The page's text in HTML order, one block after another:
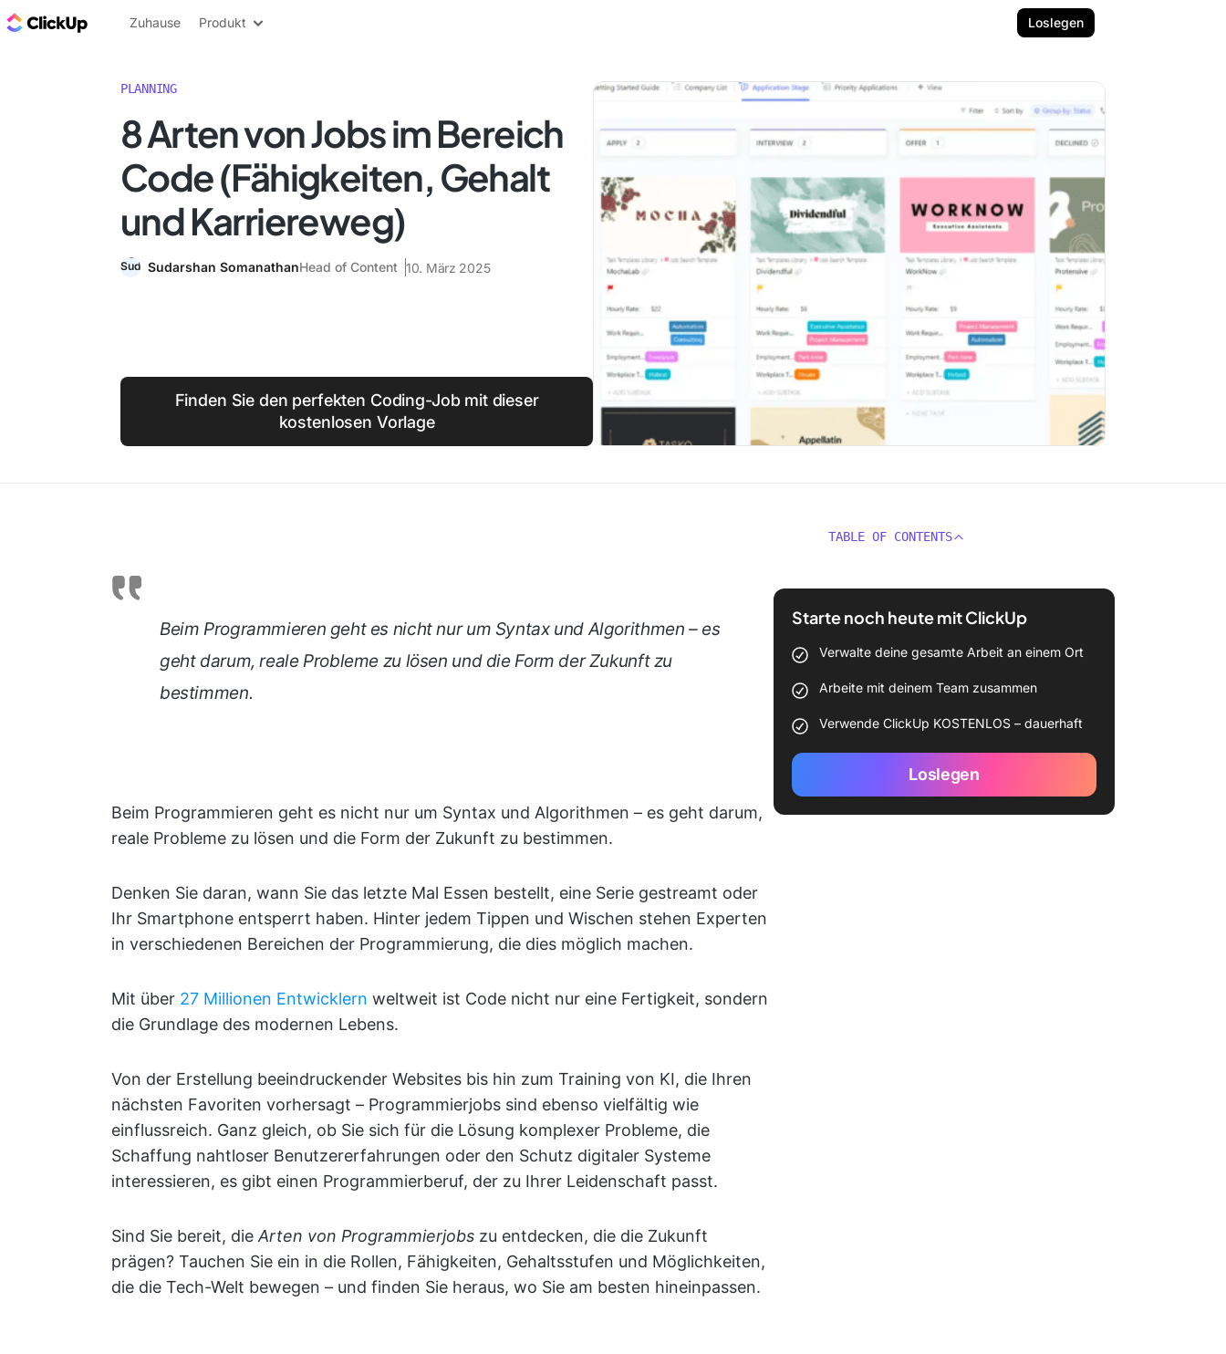
ClickUp Blog
Zuhause Produkt Loslegen
PLANNING
8 Arten von Jobs im Bereich
Code (Fähigkeiten, Gehalt
und Karriereweg)
Sudarshan SomanathanHead of Content 10. März 2025
Finden Sie den perfekten Coding-Job mit dieser
kostenlosen Vorlage
Beim Programmieren geht es nicht nur um Syntax und Algorithmen – es
geht darum, reale Probleme zu lösen und die Form der Zukunft zu
bestimmen.
Beim Programmieren geht es nicht nur um Syntax und Algorithmen – es geht darum,
reale Probleme zu lösen und die Form der Zukunft zu bestimmen.
Denken Sie daran, wann Sie das letzte Mal Essen bestellt, eine Serie gestreamt oder
Ihr Smartphone entsperrt haben. Hinter jedem Tippen und Wischen stehen Experten
in verschiedenen Bereichen der Programmierung, die dies möglich machen.
Mit über 27 Millionen Entwicklern weltweit ist Code nicht nur eine Fertigkeit, sondern
die Grundlage des modernen Lebens.
Von der Erstellung beeindruckender Websites bis hin zum Training von KI, die Ihren
nächsten Favoriten vorhersagt – Programmierjobs sind ebenso vielfältig wie
einflussreich. Ganz gleich, ob Sie sich für die Lösung komplexer Probleme, die
Schaffung nahtloser Benutzererfahrungen oder den Schutz digitaler Systeme
interessieren, es gibt einen Programmierberuf, der zu Ihrer Leidenschaft passt.
Sind Sie bereit, die Arten von Programmierjobs zu entdecken, die die Zukunft
prägen? Tauchen Sie ein in die Rollen, Fähigkeiten, Gehaltsstufen und Möglichkeiten,
die die Tech-Welt bewegen – und finden Sie heraus, wo Sie am besten hineinpassen.
TABLE OF CONTENTS
Starte noch heute mit ClickUp
Verwalte deine gesamte Arbeit an einem Ort
Arbeite mit deinem Team zusammen
Verwende ClickUp KOSTENLOS – dauerhaft
Loslegen